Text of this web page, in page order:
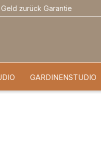
zurück Garantie
GARDINENSTUDIO